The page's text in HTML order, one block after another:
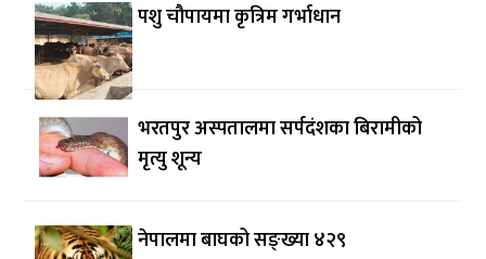
पशु चौपायमा कृत्रिम गर्भाधान
भरतपुर अस्पतालमा सर्पदंशका बिरामीको
मृत्यु शून्य
नेपालमा बाघको सङ्ख्या ४२९